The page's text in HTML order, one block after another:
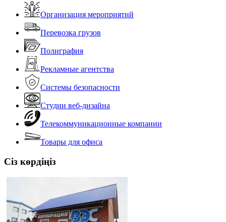
Организация мероприятий
Перевозка грузов
Полиграфия
Рекламные агентства
Системы безопасности
Студии веб-дизайна
Телекоммуникационные компании
Товары для офиса
Сіз көрдіңіз